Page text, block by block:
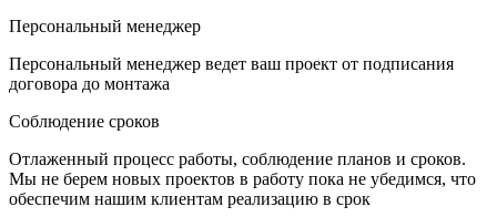
Персональный менеджер
Персональный менеджер ведет ваш проект от подписания
договора до монтажа
Соблюдение сроков
Отлаженный процесс работы, соблюдение планов и сроков.
Мы не берем новых проектов в работу пока не убедимся, что
обеспечим нашим клиентам реализацию в срок